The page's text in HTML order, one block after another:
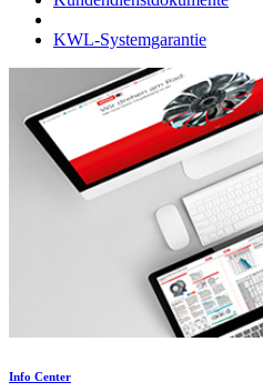
KWL-Systemgarantie
Info Center